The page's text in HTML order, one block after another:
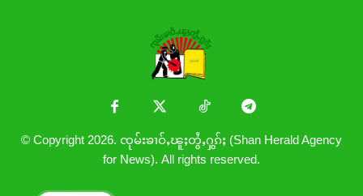
© Copyright 2026. ၸုမ်းၶၢဝ်ႇၽူႈတွႆႇႁွၵ်ႈ (Shan Herald Agency
for News). All rights reserved.